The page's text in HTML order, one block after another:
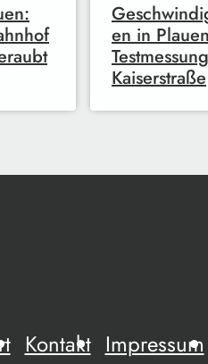
en in
Kaiserstraße
Kontakt Impressum